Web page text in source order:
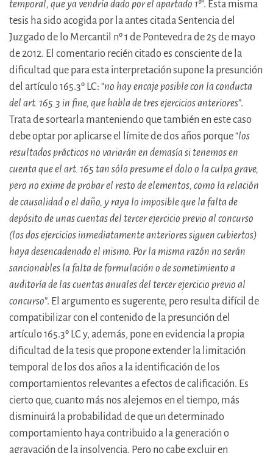
temporal, que ya vendría dado por el apartado 1º”. Esta misma
tesis ha sido acogida por la antes citada Sentencia del
Juzgado de lo Mercantil nº 1 de Pontevedra de 25 de mayo
de 2012. El comentario recién citado es consciente de la
dificultad que para esta interpretación supone la presunción
del artículo 165.3º LC: “no hay encaje posible con la conducta
del art. 165.3 in fine, que habla de tres ejercicios anteriores”.
Trata de sortearla manteniendo que también en este caso
debe optar por aplicarse el límite de dos años porque “los
resultados prácticos no variarán en demasía si tenemos en
cuenta que el art. 165 tan sólo presume el dolo o la culpa grave,
pero no exime de probar el resto de elementos, como la relación
de causalidad o el daño, y raya lo imposible que la falta de
depósito de unas cuentas del tercer ejercicio previo al concurso
(los dos ejercicios inmediatamente anteriores siguen cubiertos)
haya desencadenado el mismo. Por la misma razón no serán
sancionables la falta de formulación o de sometimiento a
auditoría de las cuentas anuales del tercer ejercicio previo al
concurso”. El argumento es sugerente, pero resulta difícil de
compatibilizar con el contenido de la presunción del
artículo 165.3º LC y, además, pone en evidencia la propia
dificultad de la tesis que propone extender la limitación
temporal de los dos años a la identificación de los
comportamientos relevantes a efectos de calificación. Es
cierto que, cuanto más nos alejemos en el tiempo, más
disminuirá la probabilidad de que un determinado
comportamiento haya contribuido a la generación o
agravación de la insolvencia. Pero no cabe excluir en